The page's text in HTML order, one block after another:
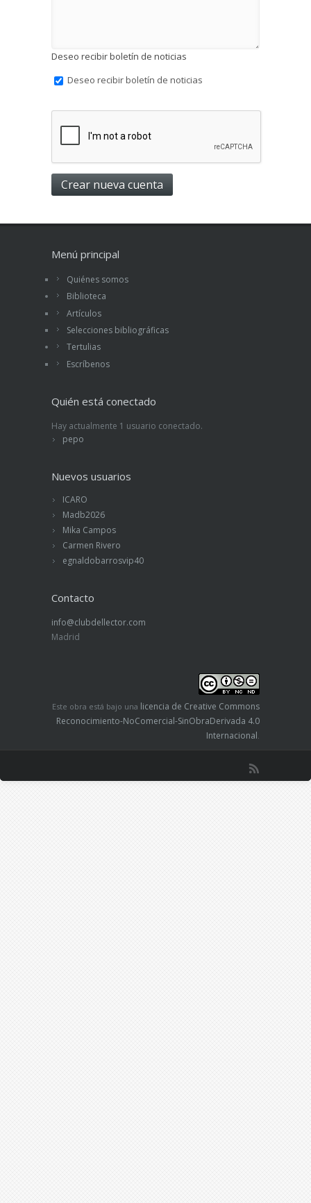
Deseo recibir boletín de noticias
Deseo recibir boletín de noticias
Menú principal
Quiénes somos
Biblioteca
Artículos
Selecciones bibliográficas
Tertulias
Escríbenos
Quién está conectado
Hay actualmente 1 usuario conectado.
pepo
Nuevos usuarios
ICARO
Madb2026
Mika Campos
Carmen Rivero
egnaldobarrosvip40
Contacto
info@clubdellector.com
Madrid
Este obra está bajo una licencia de Creative Commons
Reconocimiento-NoComercial-SinObraDerivada 4.0
Internacional